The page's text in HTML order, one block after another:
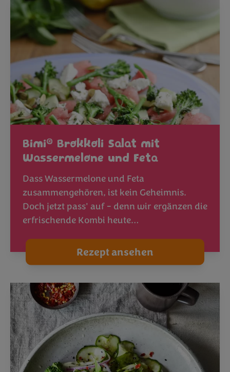
Bimi® Brokkoli Salat mit
Wassermelone und Feta
Dass Wassermelone und Feta
zusammengehören, ist kein Geheimnis.
Doch jetzt pass' auf - denn wir ergänzen die
erfrischende Kombi heute…
Rezept ansehen